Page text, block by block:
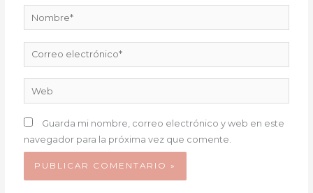
Nombre*
Correo
electrónico*
Web
Guarda mi nombre, correo electrónico y web en este
navegador para la próxima vez que comente.